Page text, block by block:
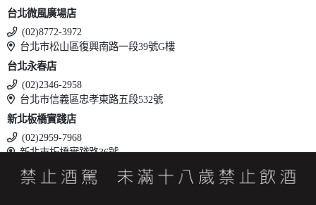
台北微風廣場店
(02)8772-3972
台北市松山區復興南路一段39號G樓
台北永春店
(02)2346-2958
台北市信義區忠孝東路五段532號
新北板橋實踐店
(02)2959-7968
新北市板橋實踐路36號
台北六張犁店